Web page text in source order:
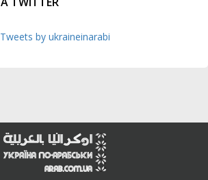
Tweets by ukraineinarabi